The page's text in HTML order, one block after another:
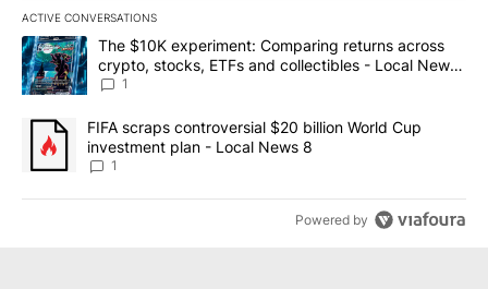
ACTIVE CONVERSATIONS
The following is a list of the most commented articles in the last
A trending article titled "The $10K experiment: Comparing
The $10K experiment: Comparing returns across
crypto, stocks, ETFs and collectibles - Local News
8
1
A trending article titled "FIFA scraps controversial $20 billion
FIFA scraps controversial $20 billion World Cup
investment plan - Local News 8
1
Powered by